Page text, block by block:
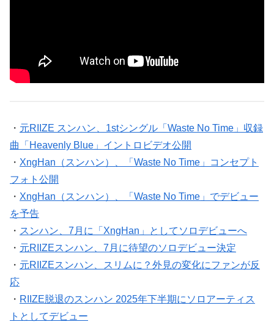
・ 元RIIZE スンハン、1stシングル「Waste No Time」収録
曲「Heavenly Blue」イントロビデオ公開
・ XngHan（スンハン）、「Waste No Time」コンセプト
フォト公開
・ XngHan（スンハン）、「Waste No Time」でデビュー
を予告
・ スンハン、7月に「XngHan」としてソロデビューへ
・ 元RIIZEスンハン、7月に待望のソロデビュー決定
・ 元RIIZEスンハン、スリムに？外見の変化にファンが反
応
・ RIIZE脱退のスンハン 2025年下半期にソロアーティス
トとしてデビュー